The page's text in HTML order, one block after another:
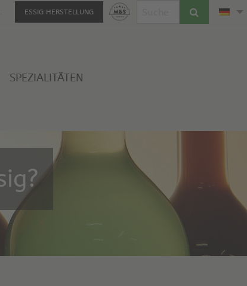
ESSIG HERSTELLUNG
SPEZIALITÄTEN